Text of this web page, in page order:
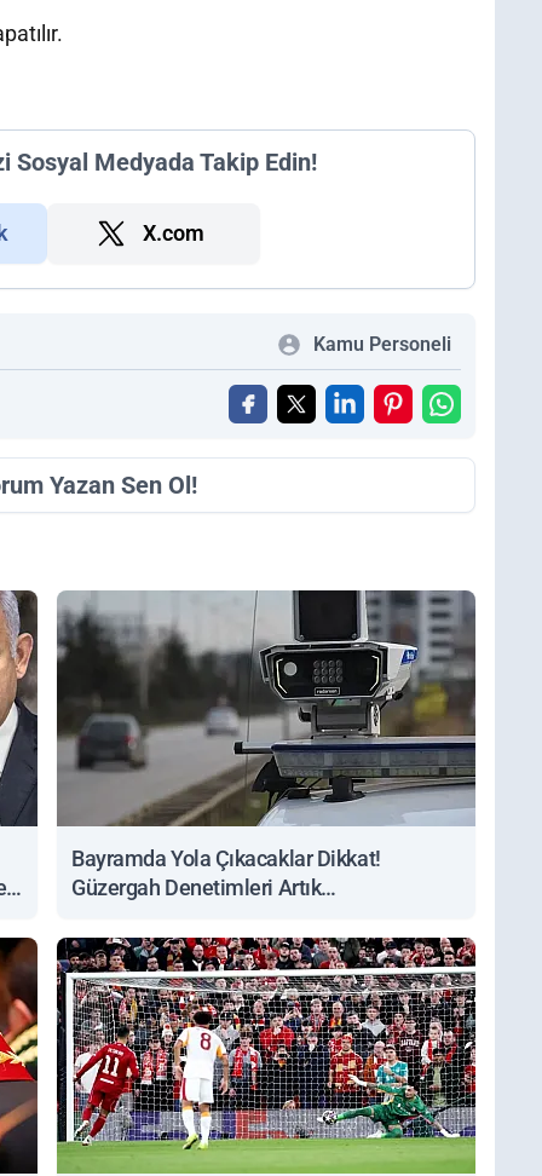
Sosyal Medyada Takip Edin!
X.com
Kamu Personeli
Yazan Sen Ol!
Bayramda Yola Çıkacaklar Dikkat!
Güzergah Denetimleri Artık